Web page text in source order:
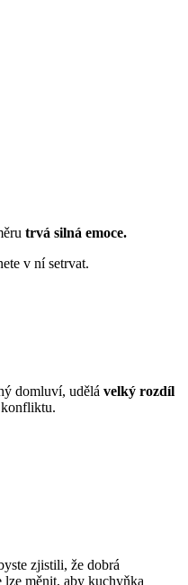
trvá silná emoce.
v ní setrvat.
domluví, udělá velký rozdíl
zjistili, že dobrá
lze měnit, aby kuchyňka